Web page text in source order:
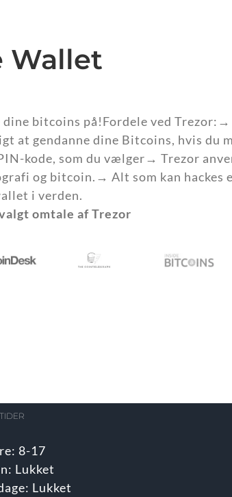
Wallet
bitcoins på!Fordele ved
gendanne dine Bitcoins, hvis du
kode, som du vælger→ Trezor
og bitcoin.→ Alt som kan hackes
i verden.
omtale af Trezor
8-17
Lukket
Lukket